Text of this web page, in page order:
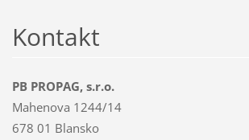
Kontakt
PB PROPAG, s.r.o.
Mahenova 1244/14
678 01 Blansko